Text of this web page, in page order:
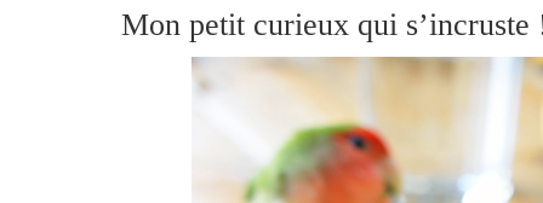
Mon petit curieux qui